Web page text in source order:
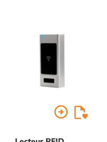
arrow_circle_right